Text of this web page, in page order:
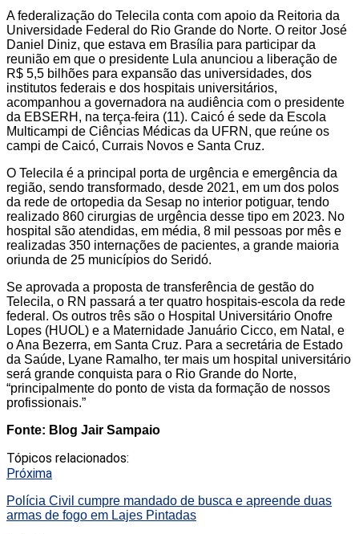
A federalização do Telecila conta com apoio da Reitoria da
Universidade Federal do Rio Grande do Norte. O reitor José
Daniel Diniz, que estava em Brasília para participar da
reunião em que o presidente Lula anunciou a liberação de
R$ 5,5 bilhões para expansão das universidades, dos
institutos federais e dos hospitais universitários,
acompanhou a governadora na audiência com o presidente
da EBSERH, na terça-feira (11). Caicó é sede da Escola
Multicampi de Ciências Médicas da UFRN, que reúne os
campi de Caicó, Currais Novos e Santa Cruz.
O Telecila é a principal porta de urgência e emergência da
região, sendo transformado, desde 2021, em um dos polos
da rede de ortopedia da Sesap no interior potiguar, tendo
realizado 860 cirurgias de urgência desse tipo em 2023. No
hospital são atendidas, em média, 8 mil pessoas por mês e
realizadas 350 internações de pacientes, a grande maioria
oriunda de 25 municípios do Seridó.
Se aprovada a proposta de transferência de gestão do
Telecila, o RN passará a ter quatro hospitais-escola da rede
federal. Os outros três são o Hospital Universitário Onofre
Lopes (HUOL) e a Maternidade Januário Cicco, em Natal, e
o Ana Bezerra, em Santa Cruz. Para a secretária de Estado
da Saúde, Lyane Ramalho, ter mais um hospital universitário
será grande conquista para o Rio Grande do Norte,
“principalmente do ponto de vista da formação de nossos
profissionais.”
Fonte: Blog Jair Sampaio
Tópicos relacionados:
Próxima
Polícia Civil cumpre mandado de busca e apreende duas
armas de fogo em Lajes Pintadas